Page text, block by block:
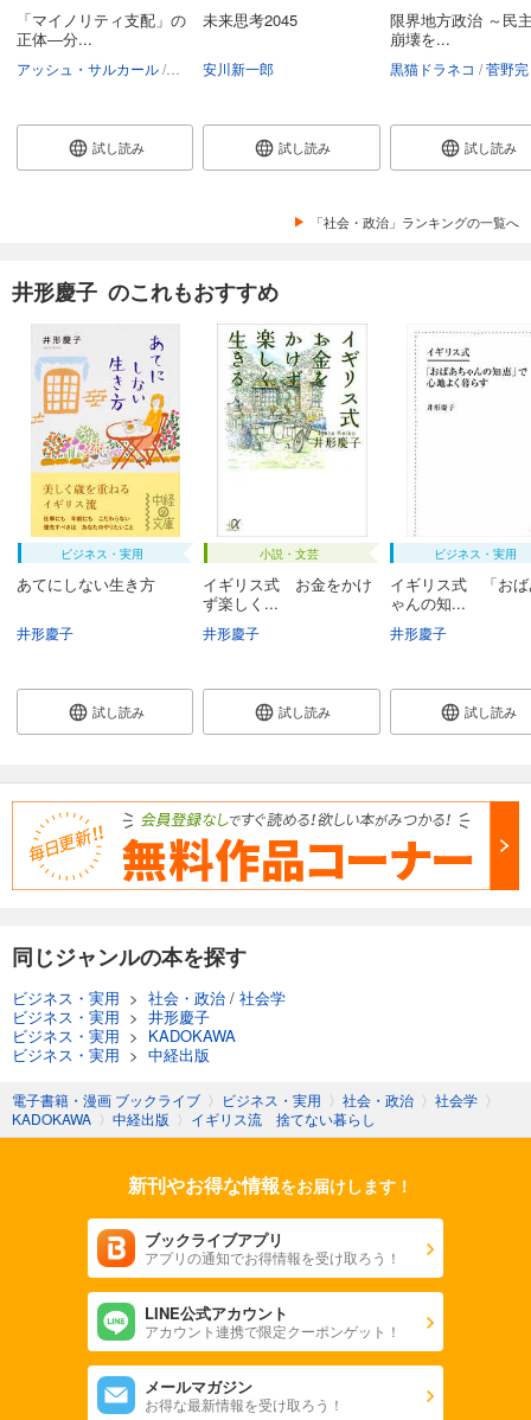
「マイノリティ支配」の
正体―分...
アッシュ・サルカール 町田敦夫
試し読み
未来思考2045
安川新一郎
試し読み
限界地方政治 ～民
崩壊を...
黒猫ドラネコ 菅野完
試し読み
「社会・政治」ランキングの一覧へ
井形慶子 のこれもおすすめ
ビジネス・実用
あてにしない生き方
井形慶子
試し読み
小説・文芸
イギリス式 お金をかけ
ず楽しく...
井形慶子
試し読み
ビジネス・実用
イギリス式 「おば
ゃんの知...
井形慶子
試し読み
同じジャンルの本を探す
ビジネス・実用 > 社会・政治 / 社会学
ビジネス・実用 > 井形慶子
ビジネス・実用 > KADOKAWA
ビジネス・実用 > 中経出版
電子書籍・漫画 ブックライブ 〉 ビジネス・実用 〉 社会・政治 〉 社会学 〉
KADOKAWA 〉 中経出版 〉 イギリス流 捨てない暮らし
新刊やお得な情報をお届けします！
ブックライブアプリ
アプリの通知でお得情報を受け取ろう！
LINE公式アカウント
アカウント連携で限定クーポンゲット！
メールマガジン
お得な最新情報を受け取ろう！